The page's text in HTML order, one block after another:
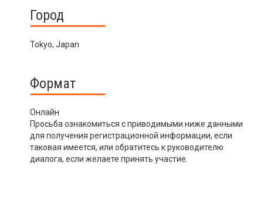
Город
Tokyo, Japan
Формат
Онлайн
Просьба ознакомиться с приводимыми ниже данными
для получения регистрационной информации, если
таковая имеется, или обратитесь к руководителю
диалога, если желаете принять участие.